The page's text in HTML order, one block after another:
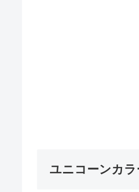
ユニコーンカラ